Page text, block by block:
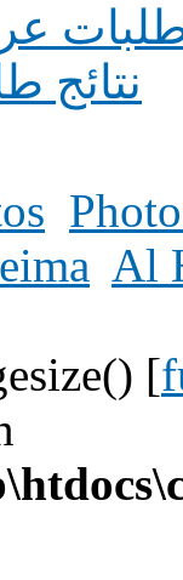
طلبات
نتائج
Al
[